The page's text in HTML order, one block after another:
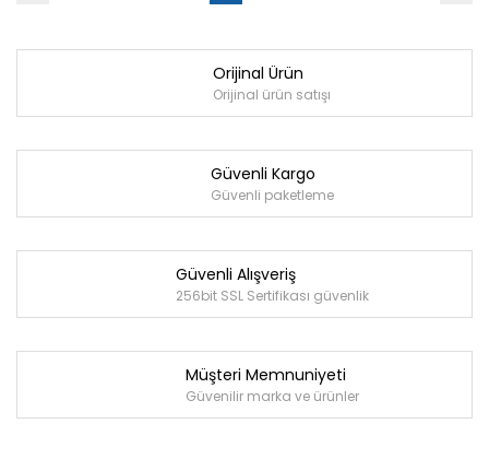
Orijinal Ürün
Orijinal ürün satışı
Güvenli Kargo
Güvenli paketleme
Güvenli Alışveriş
256bit SSL Sertifikası güvenlik
Müşteri Memnuniyeti
Güvenilir marka ve ürünler